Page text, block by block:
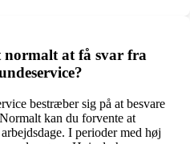
at få svar fra
bestræber sig på at besvare
kan du forvente at
I perioder med høj